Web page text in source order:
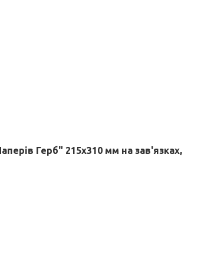
Герб" 215х310 мм на зав'язках,